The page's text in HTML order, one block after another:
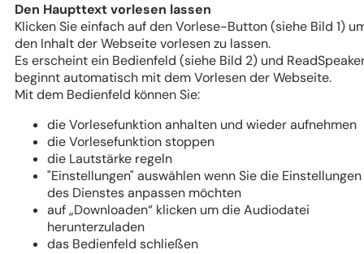
Den Haupttext vorlesen lassen
Klicken Sie einfach auf den Vorlese-Button (siehe Bild 1)
den Inhalt der Webseite vorlesen zu lassen.
Es erscheint ein Bedienfeld (siehe Bild 2) und
beginnt automatisch mit dem Vorlesen der Webseite.
Mit dem Bedienfeld können Sie:
die Vorlesefunktion anhalten und wieder aufnehmen
die Vorlesefunktion stoppen
die Lautstärke regeln
"Einstellungen" auswählen wenn Sie die Einstellungen
des Dienstes anpassen möchten
auf „Downloaden“ klicken um die Audiodatei
herunterzuladen
das Bedienfeld schließen